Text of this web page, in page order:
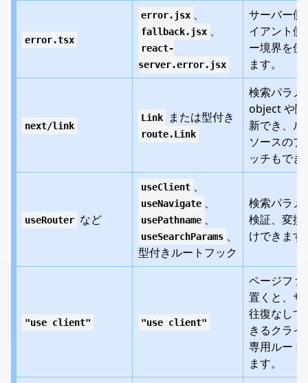
error.tsx
error.jsx 、
fallback.jsx 、
react-
server.error.jsx
サーバー側
イアント側
ー境界を使
ます。
next/link
Link または型付き
route.Link
検索パラメ
object や
新でき、
ソースのプ
ッチもでき
useRouter など
useClient 、
useNavigate 、
usePathname 、
useSearchParams 、
型付きルートフック
検索パラメ
検証、変換
けできます
"use client" "use client"
ページファ
置くと、サ
往復なしで
きるクライ
専用ルート
ます。